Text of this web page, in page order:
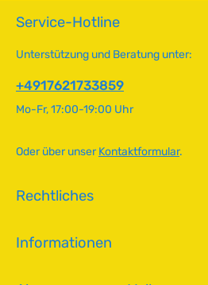
Service-Hotline
Unterstützung und Beratung unter:
+4917621733859
Mo-Fr, 17:00-19:00 Uhr
Oder über unserKontaktformular.
Rechtliches
Informationen